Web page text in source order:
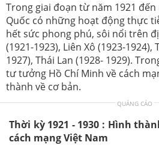
Trong giai đoạn từ năm 1921 đến
Quốc có những hoạt động thực
hết sức phong phú, sôi nổi trên
(1921-1923), Liên Xô (1923-1924),
1927), Thái Lan (1928- 1929).
tư tưởng Hồ Chí Minh về cách
thành về cơ bản.
QUẢNG CÁO
Thời kỳ 1921 - 1930 : Hình
cách mạng Việt Nam